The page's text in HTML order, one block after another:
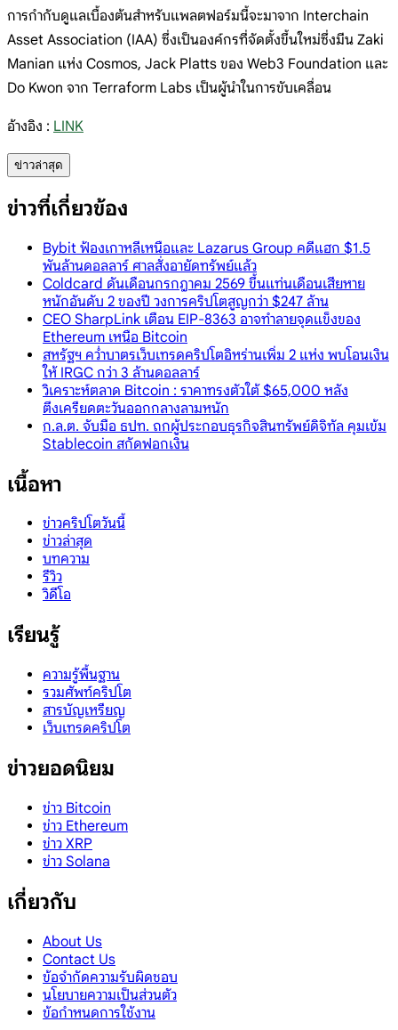
การกำกับดูแลเบื้องต้นสำหรับแพลตฟอร์มนี้จะมาจาก Interchain
Asset Association (IAA) ซึ่งเป็นองค์กรที่จัดตั้งขึ้นใหม่ซึ่งมีน Zaki
Manian แห่ง Cosmos, Jack Platts ของ Web3 Foundation และ
Do Kwon จาก Terraform Labs เป็นผู้นำในการขับเคลื่อน
อ้างอิง : LINK
ข่าวล่าสุด
ข่าวที่เกี่ยวข้อง
Bybit ฟ้องเกาหลีเหนือและ Lazarus Group คดีแฮก $1.5
พันล้านดอลลาร์ ศาลสั่งอายัดทรัพย์แล้ว
Coldcard ดันเดือนกรกฎาคม 2569 ขึ้นแท่นเดือนเสียหาย
หนักอันดับ 2 ของปี วงการคริปโตสูญกว่า $247 ล้าน
CEO SharpLink เตือน EIP-8363 อาจทำลายจุดแข็งของ
Ethereum เหนือ Bitcoin
สหรัฐฯ คว่ำบาตรเว็บเทรดคริปโตอิหร่านเพิ่ม 2 แห่ง พบโอนเงิน
ให้ IRGC กว่า 3 ล้านดอลลาร์
วิเคราะห์ตลาด Bitcoin : ราคาทรงตัวใต้ $65,000 หลัง
ตึงเครียดตะวันออกกลางลามหนัก
ก.ล.ต. จับมือ ธปท. ถกผู้ประกอบธุรกิจสินทรัพย์ดิจิทัล คุมเข้ม
Stablecoin สกัดฟอกเงิน
เนื้อหา
ข่าวคริปโตวันนี้
ข่าวล่าสุด
บทความ
รีวิว
วิดีโอ
เรียนรู้
ความรู้พื้นฐาน
รวมศัพท์คริปโต
สารบัญเหรียญ
เว็บเทรดคริปโต
ข่าวยอดนิยม
ข่าว Bitcoin
ข่าว Ethereum
ข่าว XRP
ข่าว Solana
เกี่ยวกับ
About Us
Contact Us
ข้อจำกัดความรับผิดชอบ
นโยบายความเป็นส่วนตัว
ข้อกำหนดการใช้งาน